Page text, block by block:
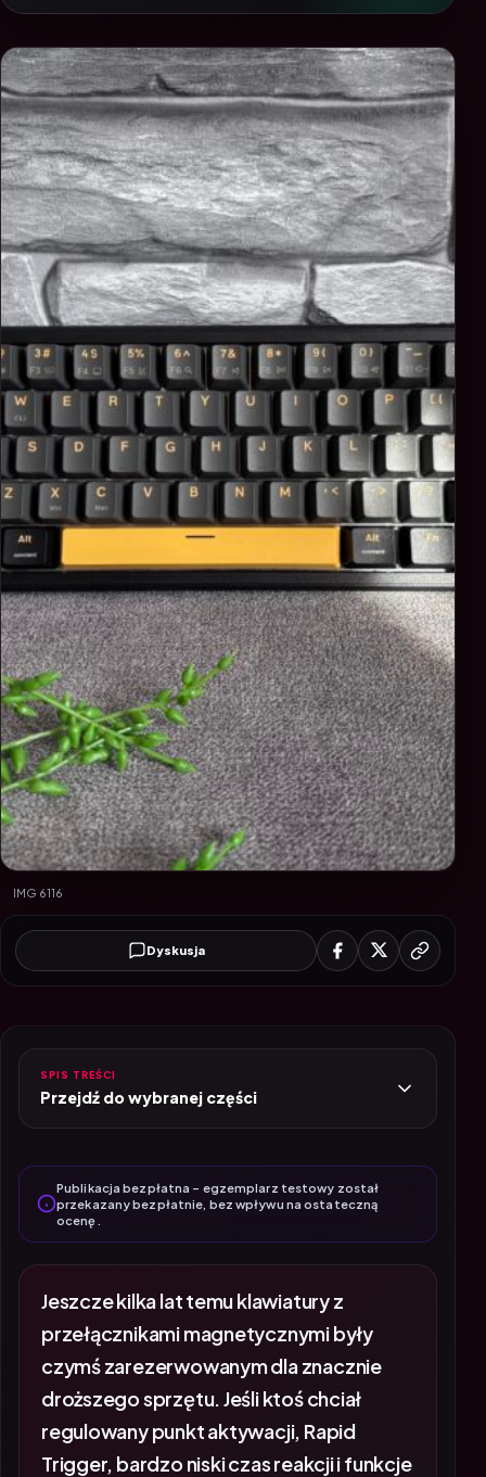
IMG 6116
Dyskusja
SPIS TREŚCI
Przejdź do wybranej części
Publikacja bezpłatna – egzemplarz testowy został
przekazany bezpłatnie, bez wpływu na ostateczną
ocenę.
Jeszcze kilka lat temu klawiatury z
przełącznikami magnetycznymi były
czymś zarezerwowanym dla znacznie
droższego sprzętu. Jeśli ktoś chciał
regulowany punkt aktywacji, Rapid
Trigger, bardzo niski czas reakcji i funkcje